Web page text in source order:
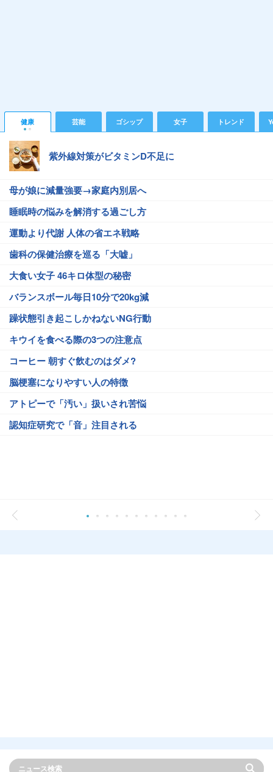
健康 芸能 ゴシップ 女子 トレンド
紫外線対策がビタミンD不足に
母が娘に減量強要→家庭内別居へ
睡眠時の悩みを解消する過ごし方
運動より代謝 人体の省エネ戦略
歯科の保健治療を巡る「大嘘」
大食い女子 46キロ体型の秘密
バランスボール毎日10分で20kg減
躁状態引き起こしかねないNG行動
キウイを食べる際の3つの注意点
コーヒー 朝すぐ飲むのはダメ?
脳梗塞になりやすい人の特徴
アトピーで「汚い」扱いされ苦悩
認知症研究で「音」注目される